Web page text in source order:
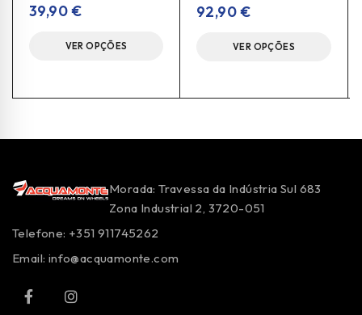
39,90€
VER OPÇÕES
92,90€
VER OPÇÕES
Morada: Travessa da Indústria Sul 683
Zona Industrial 2, 3720-051
Telefone: +351 911745262
Email: info@acquamonte.com